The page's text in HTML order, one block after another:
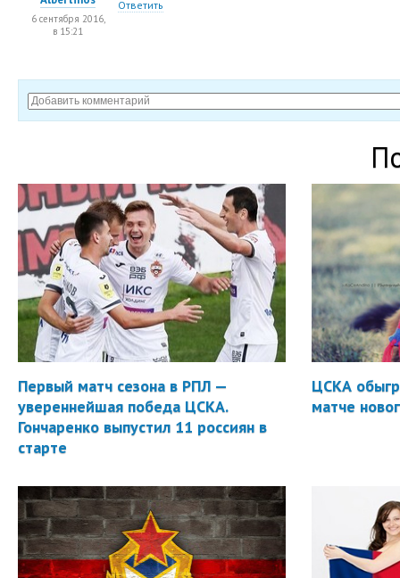
Ответить
6 сентября 2016,
в 15:21
Первый матч сезона в РПЛ —
увереннейшая победа ЦСКА.
Гончаренко выпустил 11 россиян в
старте
ЦСКА
матче